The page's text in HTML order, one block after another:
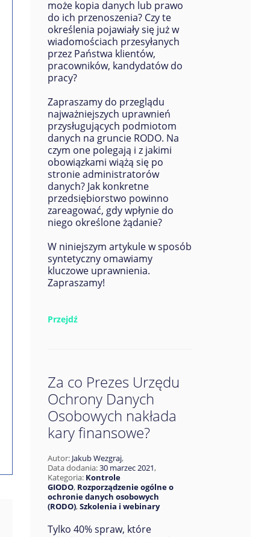
może kopia danych lub prawo
do ich przenoszenia? Czy te
określenia pojawiały się już w
wiadomościach przesyłanych
przez Państwa klientów,
pracowników, kandydatów do
pracy?
Zapraszamy do przeglądu
najważniejszych uprawnień
przysługujących podmiotom
danych na gruncie RODO. Na
czym one polegają i z jakimi
obowiązkami wiążą się po
stronie administratorów
danych? Jak konkretne
przedsiębiorstwo powinno
zareagować, gdy wpłynie do
niego określone żądanie?
W niniejszym artykule w sposób
syntetyczny omawiamy
kluczowe uprawnienia.
Zapraszamy!
Przejdź
Za co Prezes Urzędu
Ochrony Danych
Osobowych nakłada
kary finansowe?
Autor: Jakub Wezgraj,
Data dodania:30 marzec 2021,
Kategoria: Kontrole
GIODO, Rozporządzenie ogólne o
ochronie danych osobowych
(RODO),Szkolenia i webinary
Tylko 40% spraw, które